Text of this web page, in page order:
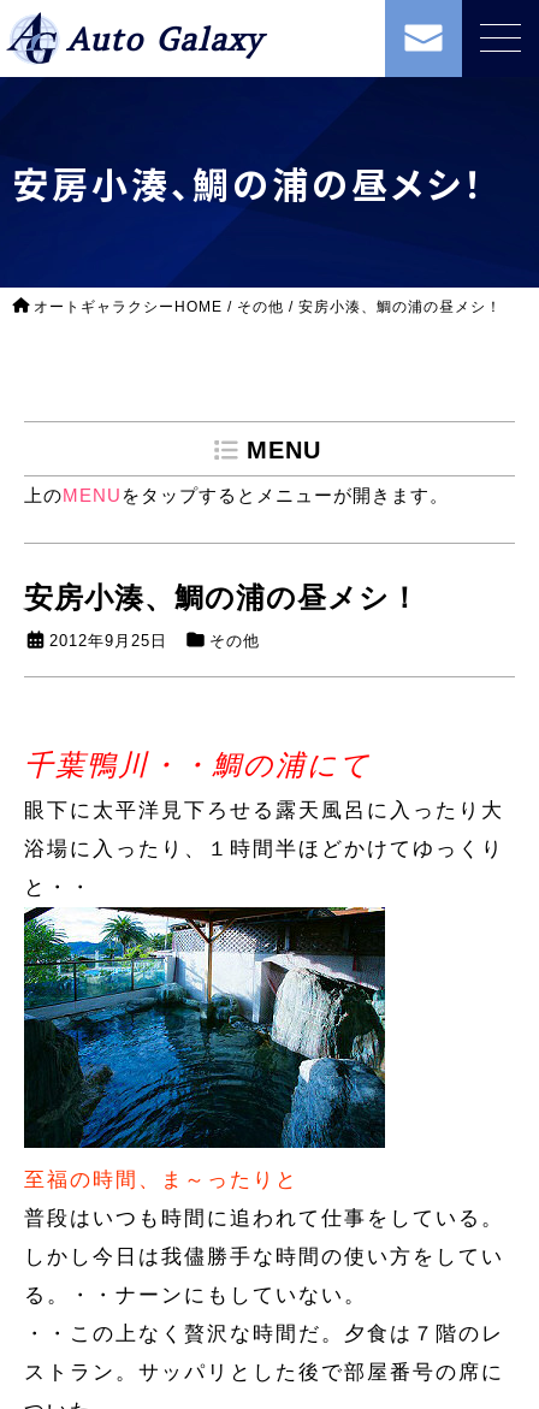
Auto Galaxy
安房小湊、鯛の浦の昼メシ！
オートギャラクシーHOME / その他 / 安房小湊、鯛の浦の昼メシ！
MENU
上のMENU をタップするとメニューが開きます。
安房小湊、鯛の浦の昼メシ！
2012年9月25日 その他
千葉鴨川・・鯛の浦にて
眼下に太平洋見下ろせる露天風呂に入ったり大
浴場に入ったり、１時間半ほどかけてゆっくり
と・・
至福の時間、ま～ったりと
普段はいつも時間に追われて仕事をしている。
しかし今日は我儘勝手な時間の使い方をしてい
る。・・ナーンにもしていない。
・・この上なく贅沢な時間だ。夕食は７階のレ
ストラン。サッパリとした後で部屋番号の席に